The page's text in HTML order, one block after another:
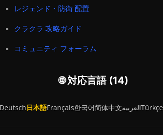
レジェンド・防衛 配置
クラクラ 攻略ガイド
コミュニティ フォーラム
🌐 対応言語 (14)
Deutsch日本語Français한국어简体中文العربيةTürkçe